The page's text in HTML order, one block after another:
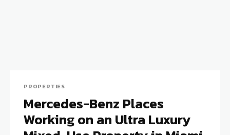
PROPERTIES
Mercedes-Benz Places
Working on an Ultra Luxury